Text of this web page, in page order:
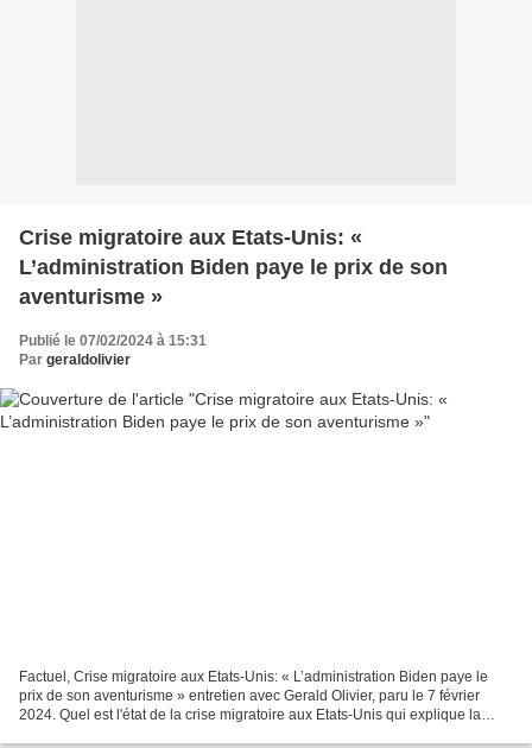
Crise migratoire aux Etats-Unis: «
L’administration Biden paye le prix de son
aventurisme »
Publié le 07/02/2024 à 15:31
Par geraldolivier
Factuel, Crise migratoire aux Etats-Unis: « L’administration Biden paye le
prix de son aventurisme » entretien avec Gerald Olivier, paru le 7 février
2024. Quel est l'état de la crise migratoire aux Etats-Unis qui explique la